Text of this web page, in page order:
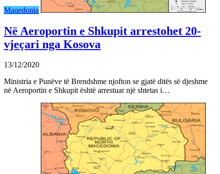
Maqedonia
Në Aeroportin e Shkupit arrestohet 20-
vjeçari nga Kosova
13/12/2020
Ministria e Punëve të Brendshme njofton se gjatë ditës së djeshme
në Aeroportin e Shkupit është arrestuar një shtetas i…